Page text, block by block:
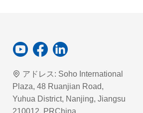
アドレス: Soho International
Plaza, 48 Ruanjian Road,
Yuhua District, Nanjing, Jiangsu
210012, PRChina